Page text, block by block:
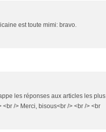
est toute mimi: bravo.
les réponses aux articles les plus
/> Merci, bisous<br /> <br /> <br